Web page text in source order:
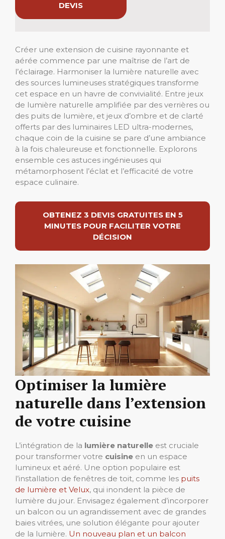
DEVIS
Créer une extension de cuisine rayonnante et
aérée commence par une maîtrise de l’art de
l’éclairage. Harmoniser la lumière naturelle avec
des sources lumineuses stratégiques transforme
cet espace en un havre de convivialité. Entre jeux
de lumière naturelle amplifiée par des verrières ou
des puits de lumière, et jeux d’ombre et de clarté
offerts par des luminaires LED ultra-modernes,
chaque coin de la cuisine se pare d’une ambiance
à la fois chaleureuse et fonctionnelle. Explorons
ensemble ces astuces ingénieuses qui
métamorphosent l’éclat et l’efficacité de votre
espace culinaire.
OBTENEZ 3 DEVIS GRATUITES EN 5
MINUTES POUR FACILITER VOTRE
DÉCISION
Optimiser la lumière
naturelle dans l’extension
de votre cuisine
L’intégration de la lumière naturelle est cruciale
pour transformer votre cuisine en un espace
lumineux et aéré. Une option populaire est
l’installation de fenêtres de toit, comme les puits
de lumière et Velux, qui inondent la pièce de
lumière du jour. Envisagez également d’incorporer
un balcon ou un agrandissement avec de grandes
baies vitrées, une solution élégante pour ajouter
de la lumière. Un nouveau plan et un balcon